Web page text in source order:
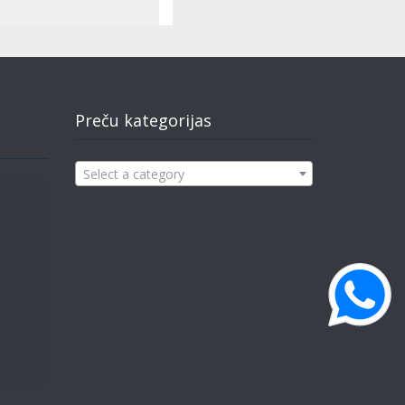
Preču kategorijas
Select a category